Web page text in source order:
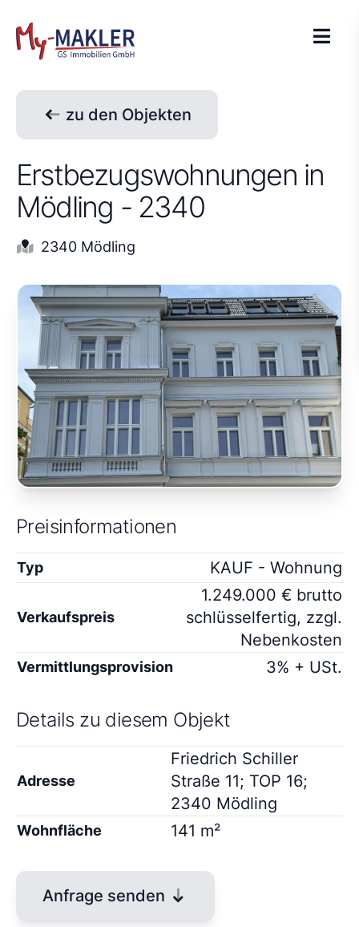
zu den Objekten
Erstbezugswohnungen in
Mödling - 2340
2340 Mödling
Preisinformationen
Typ KAUF - Wohnung
Verkaufspreis
1.249.000 € brutto
schlüsselfertig, zzgl.
Nebenkosten
Vermittlungsprovision 3% + USt.
Details zu diesem Objekt
Adresse
Friedrich Schiller
Straße 11; TOP 16;
2340 Mödling
Wohnfläche 141 m²
Anfrage senden